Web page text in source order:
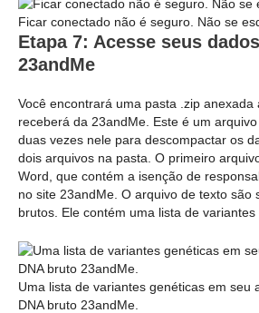
Ficar conectado não é seguro. Não se
Etapa 7: Acesse seus
23andMe
Você encontrará uma pasta .zip anexada
receberá da 23andMe. Este é um
duas vezes nele para descompactar os
dois arquivos na pasta. O primeiro
Word, que contém a isenção de
no site 23andMe. O arquivo de texto são
brutos. Ele contém uma lista de variantes
Uma lista de variantes genéticas em seu
DNA bruto 23andMe.